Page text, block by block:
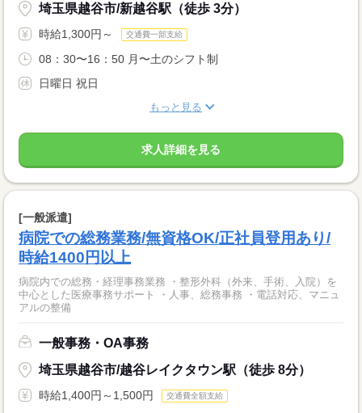
埼玉県越谷市/新越谷駅（徒歩 3分）
時給1,300円～ 交通費一部支給
08：30〜16：50 月〜土のシフト制
日曜日 祝日
もっと見る
求人詳細を見る
[一般派遣]
病院での総務業務/無資格OK/正社員登用あり/
時給1400円以上
病院内での総務・経理事務業務 ・整形外科（外来、手術、入院）を
中心とした医療事務サポート ・人事、総務事務 ・電話対応、マニュ
アルの整備
一般事務・OA事務
埼玉県越谷市/越谷レイクタウン駅（徒歩 8分）
時給1,400円～1,500円 交通費全額支給